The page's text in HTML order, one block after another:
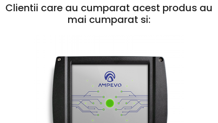
Clientii care au cumparat acest produs au
mai cumparat si: